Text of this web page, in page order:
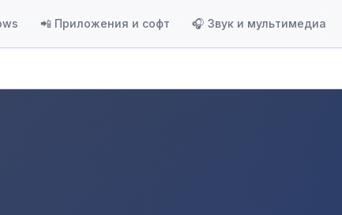
📲 Приложения и софт 🎧 Звук и мультимедиа